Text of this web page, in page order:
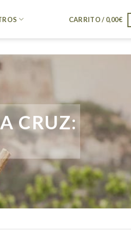
CARRITO / 0,00€
CRUZ: